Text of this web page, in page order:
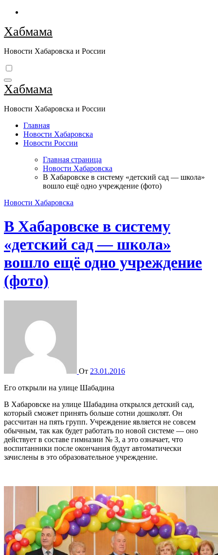
Перейти
содержимому
Хабмама
Новости Хабаровска и России
Хабмама
Новости Хабаровска и России
Главная
Новости Хабаровска
Новости России
Главная страница
Новости Хабаровска
В Хабаровске в систему «детский сад — школа»
вошло ещё одно учреждение (фото)
Новости Хабаровска
В Хабаровске в систему
«детский сад — школа»
вошло ещё одно учреждение
(фото)
От 23.01.2016
Его открыли на улице Шабадина
В Хабаровске на улице Шабадина открылся детский сад,
который сможет принять больше сотни дошколят. Он
рассчитан на пять групп. Учреждение является не совсем
обычным, так как будет работать по новой системе — оно
действует в составе гимназии № 3, а это означает, что
воспитанники после окончания будут автоматически
зачислены в это образовательное учреждение.